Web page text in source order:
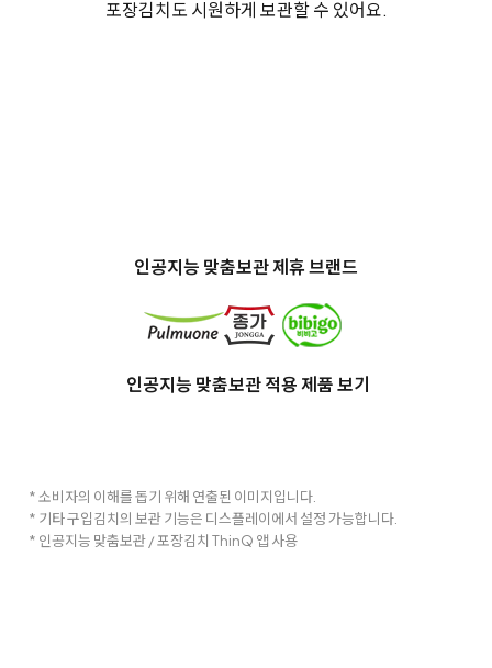
포장김치도 시원하게 보관할 수 있어요.
인공지능 맞춤보관 제휴 브랜드
인공지능 맞춤보관 적용 제품 보기
* 소비자의 이해를 돕기 위해 연출된 이미지입니다.
* 기타 구입김치의 보관 기능은 디스플레이에서 설정 가능합니다.
* 인공지능 맞춤보관 / 포장김치 ThinQ 앱 사용